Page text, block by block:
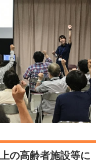
の高齢者施設等に